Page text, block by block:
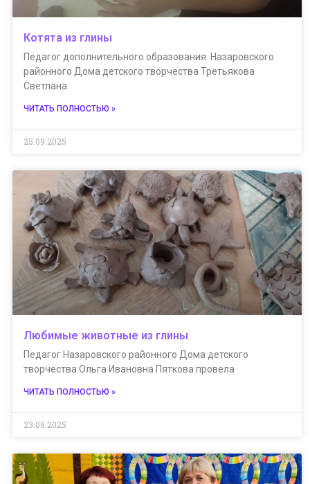
Котята из глины
Педагог дополнительного образования Назаровского
районного Дома детского творчества Третьякова
Светлана
ЧИТАТЬ ПОЛНОСТЬЮ »
25.09.2025
Любимые животные из глины
Педагог Назаровского районного Дома детского
творчества Ольга Ивановна Пяткова провела
ЧИТАТЬ ПОЛНОСТЬЮ »
23.09.2025